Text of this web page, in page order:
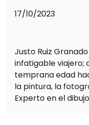
17/10/2023
Justo Ruiz
infatigable viajero;
temprana edad
la pintura, la
Experto en el